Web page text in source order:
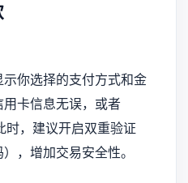
你选择的支付方式和金
卡信息无误，或者
时，建议开启双重验证
，增加交易安全性。